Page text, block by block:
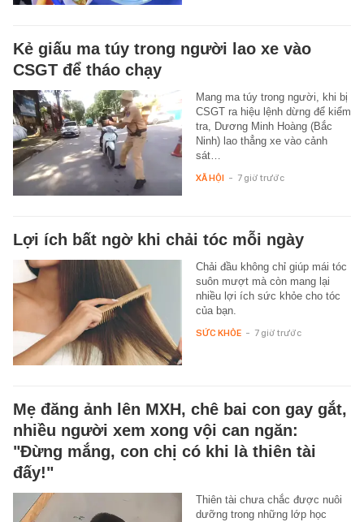
Kẻ giấu ma túy trong người lao xe vào
CSGT để tháo chạy
Mang ma túy trong người, khi bị
CSGT ra hiệu lệnh dừng để kiểm
tra, Dương Minh Hoàng (Bắc
Ninh) lao thẳng xe vào cảnh
sát…
XÃ HỘI - 7 giờ trước
Lợi ích bất ngờ khi chải tóc mỗi ngày
Chải đầu không chỉ giúp mái tóc
suôn mượt mà còn mang lại
nhiều lợi ích sức khỏe cho tóc
của bạn.
SỨC KHỎE - 7 giờ trước
Mẹ đăng ảnh lên MXH, chê bai con gay gắt,
nhiều người xem xong vội can ngăn:
"Đừng mắng, con chị có khi là thiên tài
đấy!"
Thiên tài chưa chắc được nuôi
dưỡng trong những lớp học